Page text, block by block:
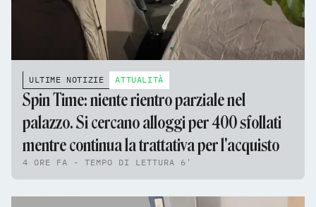
ULTIME NOTIZIE ATTUALITÀ
Spin Time: niente rientro parziale nel
palazzo. Si cercano alloggi per 400 sfollati
mentre continua la trattativa per l'acquisto
4 ORE FA - TEMPO DI LETTURA 6'